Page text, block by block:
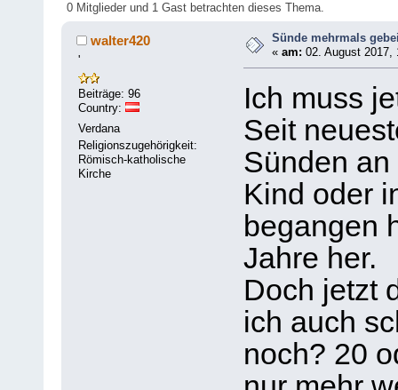
0 Mitglieder und 1 Gast betrachten dieses Thema.
walter420
'
Beiträge: 96
Country:
Verdana
Religionszugehörigkeit:
Römisch-katholische
Kirche
Sünde mehrmals
«am: 02. August 2017,
Ich muss
Seit
Sünden
Kind oder
begangen
Jahre her.
Doch jetzt
ich auch
noch? 20